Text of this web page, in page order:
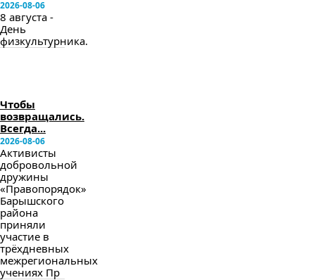
2026-08-06
8 августа -
День
физкультурника.
Чтобы
возвращались.
Всегда...
2026-08-06
Активисты
добровольной
дружины
«Правопорядок»
Барышского
района
приняли
участие в
трёхдневных
межрегиональных
учениях Пр